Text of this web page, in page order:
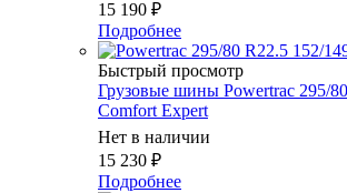
15 190 ₽
Подробнее
Быстрый просмотр
Грузовые шины Powertrac 295/
Comfort Expert
Нет в наличии
15 230 ₽
Подробнее